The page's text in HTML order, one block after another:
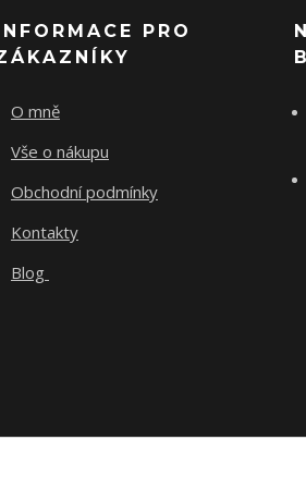
PRO
O mně
Vše o nákupu
Obchodní podmínky
Kontakty
Blog